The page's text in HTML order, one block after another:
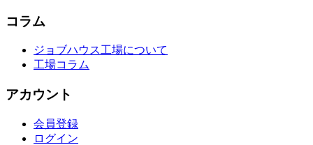
コラム
ジョブハウス工場について
工場コラム
アカウント
会員登録
ログイン